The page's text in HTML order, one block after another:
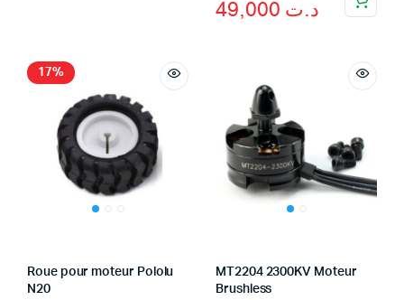
price
د.ت
price
17%
Roue pour moteur Pololu
N20
MT2204 2300KV Moteur
Brushless